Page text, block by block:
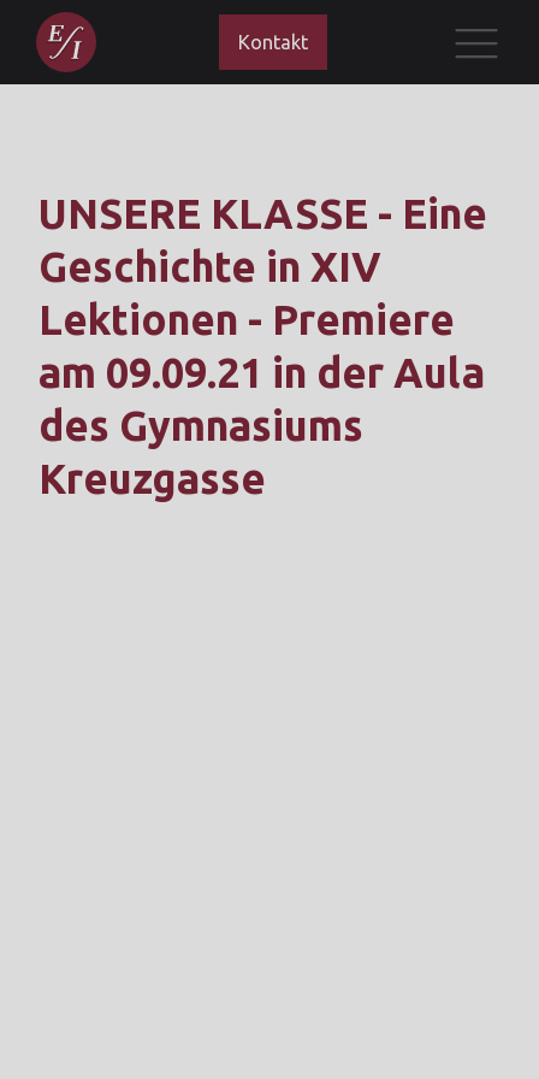
Kontakt
UNSERE KLASSE - Eine
Geschichte in XIV
Lektionen - Premiere
am 09.09.21 in der Aula
des Gymnasiums
Kreuzgasse